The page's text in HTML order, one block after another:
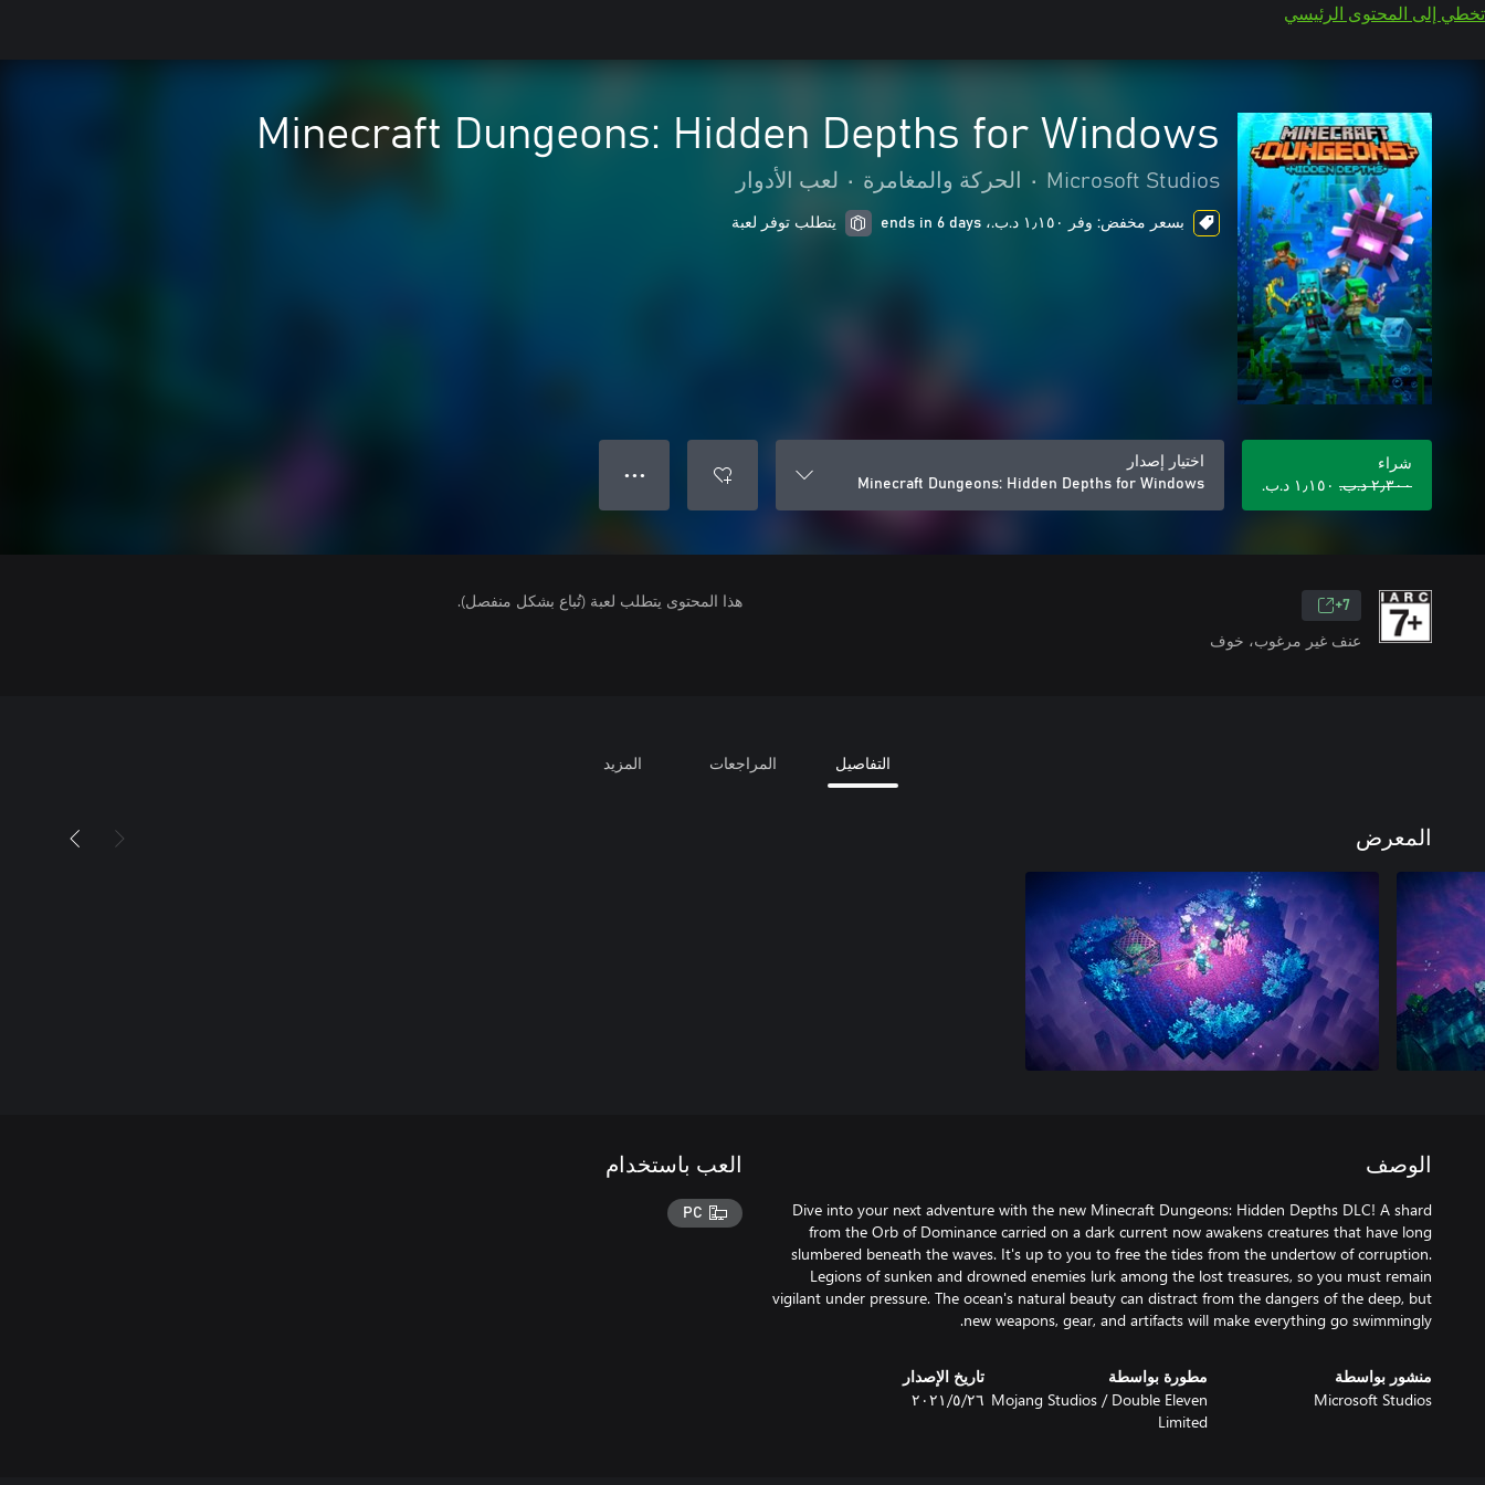
تخطي إلى المحتوى الرئيسي
Minecraft Dungeons: Hidden Depths for Windows
Microsoft Studios
• الحركة والمغامرة • لعب الأدوار
بسعر مخفض: وفر ١٫١٥٠ د.ب.‏، ends in 6 days يتطلب توفر لعبة
شراء
٢٫٣٠٠ د.ب.‏
١٫١٥٠ د.ب.‏
اختيار إصدار
Minecraft Dungeons: Hidden Depths for Windows
● ● ●
7+
عنف غير مرغوب، خوف
هذا المحتوى يتطلب لعبة (تُباع بشكل منفصل).
التفاصيل المراجعات المزيد
المعرض
الوصف
Dive into your next adventure with the new Minecraft Dungeons: Hidden Depths DLC! A shard
from the Orb of Dominance carried on a dark current now awakens creatures that have long
slumbered beneath the waves. It's up to you to free the tides from the undertow of corruption.
Legions of sunken and drowned enemies lurk among the lost treasures, so you must remain
vigilant under pressure. The ocean's natural beauty can distract from the dangers of the deep, but
new weapons, gear, and artifacts will make everything go swimmingly.
منشور بواسطة
Microsoft Studios
مطورة بواسطة
Mojang Studios / ‪Double Eleven
Limited
تاريخ الإصدار
٢٦‏/٥‏/٢٠٢١
العب باستخدام
PC